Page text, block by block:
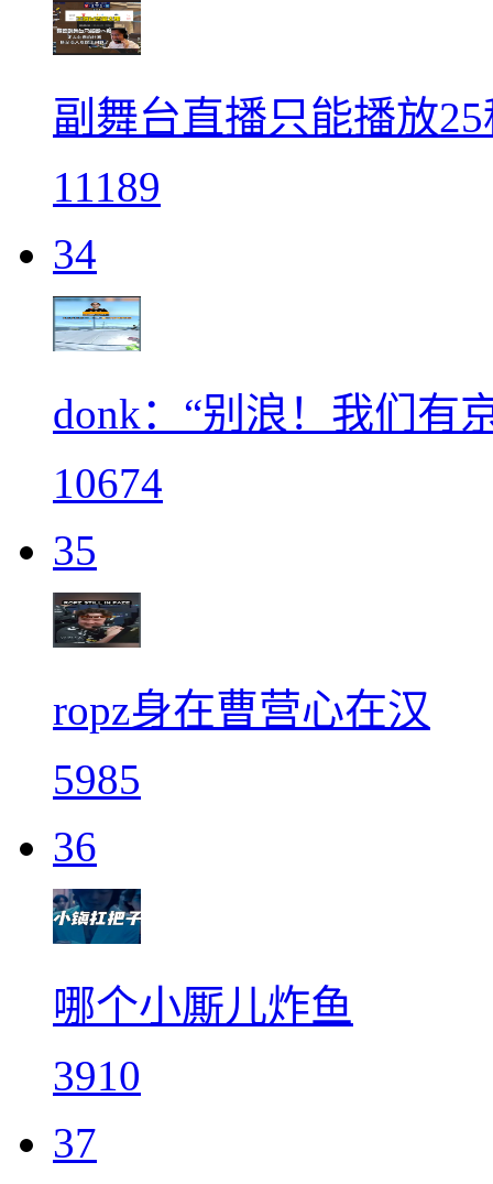
副舞台直播只能播放
11189
34
donk：“别浪！我们有
10674
35
ropz身在曹营心在汉
5985
36
哪个小厮儿炸鱼
3910
37